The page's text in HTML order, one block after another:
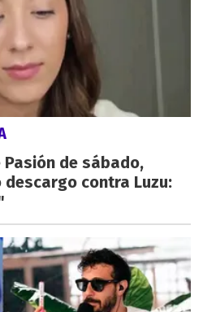
de sábado,
contra Luzu: